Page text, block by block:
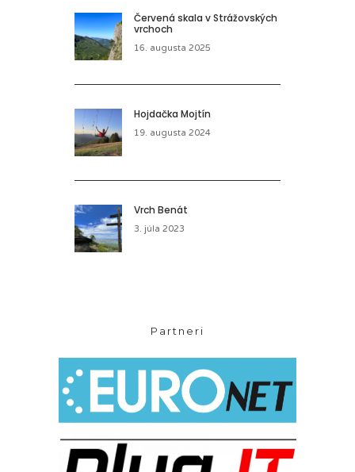
Červená skala v Strážovských
vrchoch
16. augusta 2025
Hojdačka Mojtín
19. augusta 2024
Vrch Benát
3. júla 2023
Partneri